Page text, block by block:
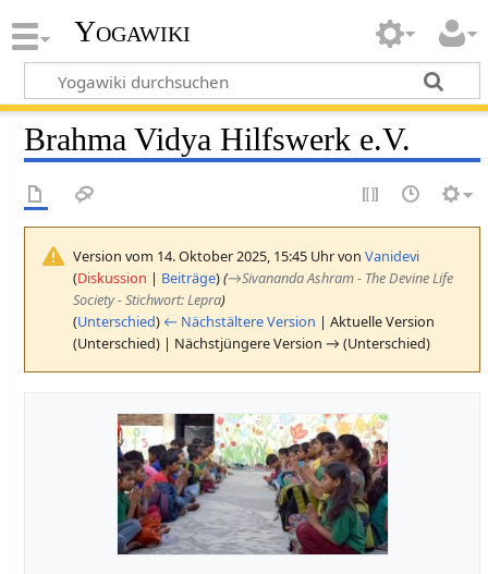
Yogawiki
Brahma Vidya Hilfswerk e.V.
Version vom 14. Oktober 2025, 15:45 Uhr vonVanidevi
(Diskussion | Beiträge)(→Sivananda Ashram - The Devine Life
Society - Stichwort: Lepra)
(Unterschied) ← Nächstältere Version | Aktuelle Version
(Unterschied) | Nächstjüngere Version → (Unterschied)